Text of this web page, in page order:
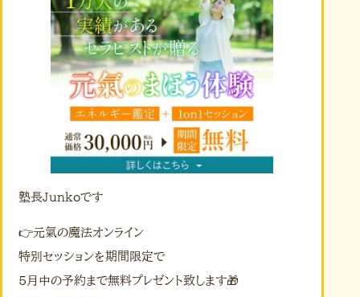
塾長Junkoです
👉元氣の魔法オンライン
特別セッションを期間限定で
5月中の予約まで無料プレゼント致します🎁